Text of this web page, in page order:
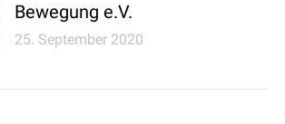
Bewegung e.V.
25. September 2020